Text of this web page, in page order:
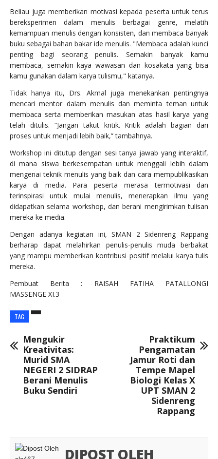
Beliau juga memberikan motivasi kepada peserta untuk terus
bereksperimen dalam menulis berbagai genre, melatih
kemampuan menulis dengan konsisten, dan membaca banyak
buku sebagai bahan bakar ide menulis. "Membaca adalah kunci
penting bagi seorang penulis. Semakin banyak kamu
membaca, semakin kaya wawasan dan kosakata yang bisa
kamu gunakan dalam karya tulismu," katanya.
Tidak hanya itu, Drs. Akmal juga menekankan pentingnya
mencari mentor dalam menulis dan meminta teman untuk
membaca serta memberikan masukan atas hasil karya yang
telah ditulis. “Jangan takut kritik. Kritik adalah bagian dari
proses untuk menjadi lebih baik,” tambahnya.
Workshop ini ditutup dengan sesi tanya jawab yang interaktif,
di mana siswa berkesempatan untuk menggali lebih dalam
mengenai teknik menulis yang baik dan cara mempublikasikan
karya di media. Para peserta merasa termotivasi dan
terinspirasi untuk mulai menulis, menerapkan ilmu yang
didapatkan selama workshop, dan berani mengirimkan tulisan
mereka ke media.
Dengan adanya kegiatan ini, SMAN 2 Sidenreng Rappang
berharap dapat melahirkan penulis-penulis muda berbakat
yang mampu memberikan kontribusi positif melalui karya tulis
mereka.
Pembuat Berita : RAISAH FATIHA PATALLONGI
MASSENGE XI.3
TAG
Mengukir
Kreativitas:
Murid SMA
NEGERI 2 SIDRAP
Berani Menulis
Buku Sendiri
Praktikum
Pengamatan
Jamur Roti dan
Tempe Mapel
Biologi Kelas X
UPT SMAN 2
Sidenreng
Rappang
DIPOST OLEH